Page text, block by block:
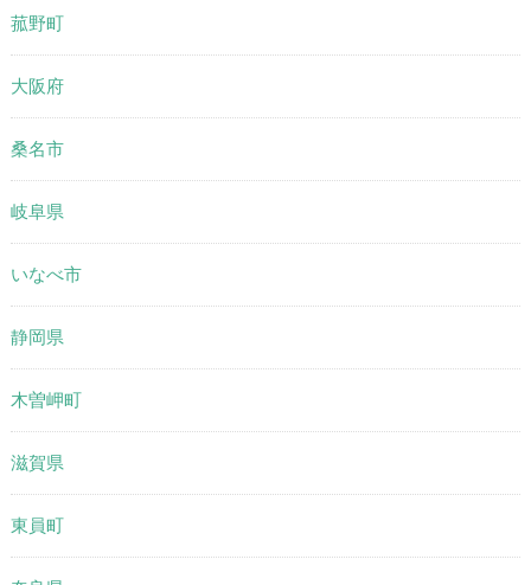
菰野町
大阪府
桑名市
岐阜県
いなべ市
静岡県
木曽岬町
滋賀県
東員町